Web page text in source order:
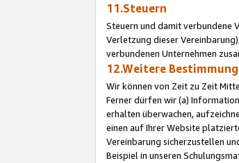
11.Steuern
Steuern und damit verbundene
Verletzung dieser
verbundenen Unternehmen
12.Weitere
Wir können von Zeit zu Zeit
Ferner dürfen wir (a)
erhalten überwachen,
einen auf Ihrer Website
Vereinbarung sicherzustellen
Beispiel in unseren